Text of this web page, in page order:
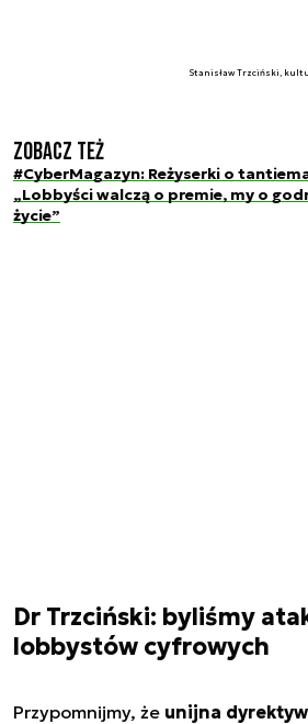
Stanisław Trzciński,
Zobacz też
#CyberMagazyn: Reżyserki o
„Lobbyści walczą o premie, my o
życie”
Dr Trzciński: byliśmy
lobbystów cyfrowych
Przypomnijmy, że unijna